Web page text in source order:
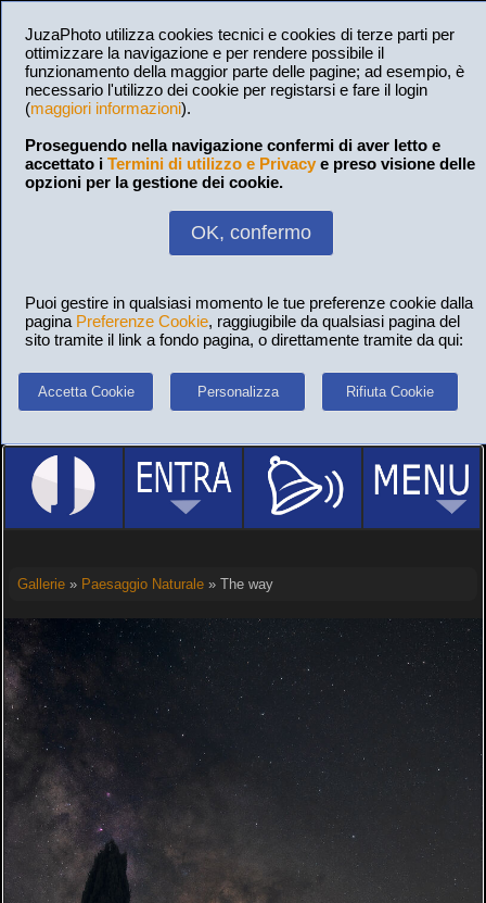
JuzaPhoto utilizza cookies tecnici e cookies di terze parti per
ottimizzare la navigazione e per rendere possibile il
funzionamento della maggior parte delle pagine; ad esempio, è
necessario l'utilizzo dei cookie per registarsi e fare il login
(maggiori informazioni).
Proseguendo nella navigazione confermi di aver letto e
accettato i Termini di utilizzo e Privacy e preso visione delle
opzioni per la gestione dei cookie.
OK, confermo
Puoi gestire in qualsiasi momento le tue preferenze cookie dalla
pagina Preferenze Cookie, raggiugibile da qualsiasi pagina del
sito tramite il link a fondo pagina, o direttamente tramite da qui:
Accetta Cookie Personalizza Rifiuta Cookie
Gallerie» Paesaggio Naturale» The way